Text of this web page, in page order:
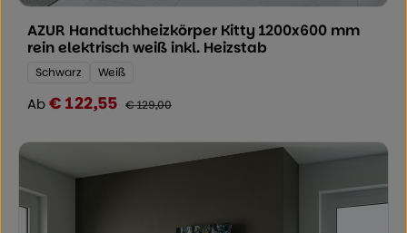
AZUR Handtuchheizkörper Kitty 1200x600 mm
rein elektrisch weiß inkl. Heizstab
Farbe:
Schwarz Weiß
Verkaufspreis:
Ab€ 122,55 Regulärer Preis:
€ 129,00